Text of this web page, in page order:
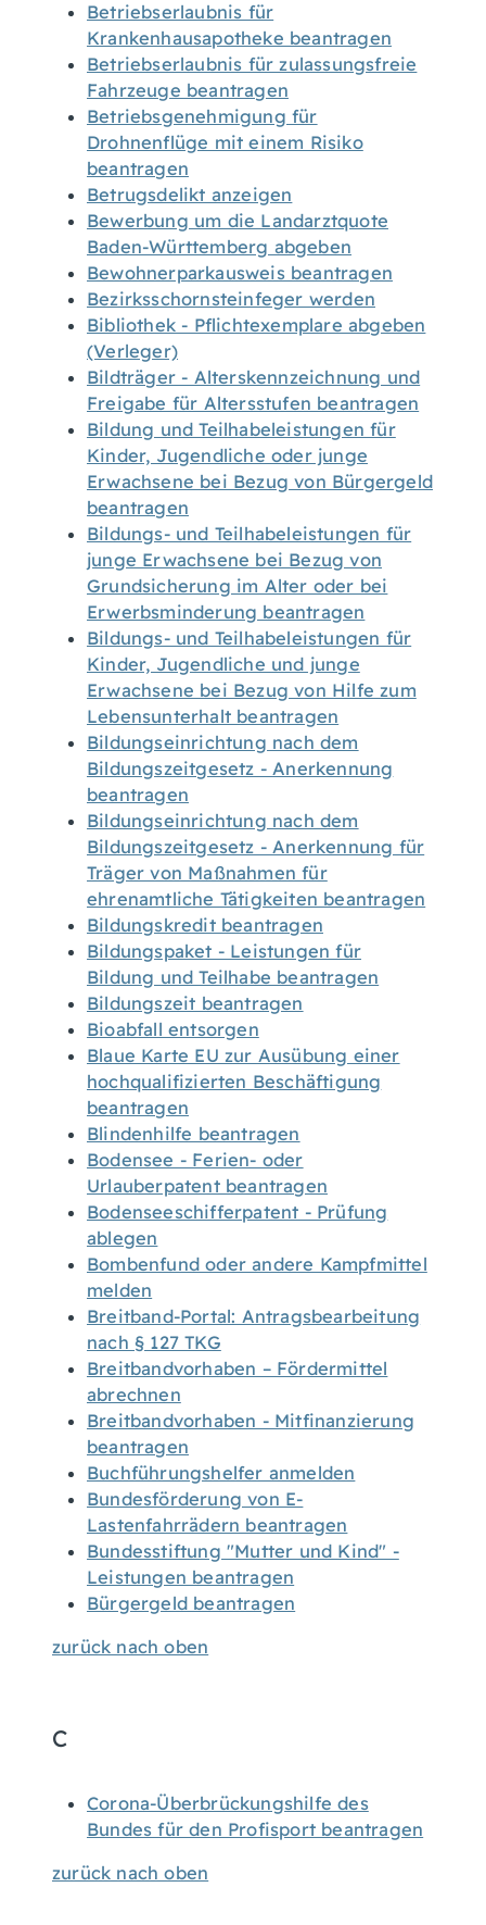
Betriebserlaubnis für
Krankenhausapotheke beantragen
Betriebserlaubnis für zulassungsfreie
Fahrzeuge beantragen
Betriebsgenehmigung für
Drohnenflüge mit einem Risiko
beantragen
Betrugsdelikt anzeigen
Bewerbung um die Landarztquote
Baden-Württemberg abgeben
Bewohnerparkausweis beantragen
Bezirksschornsteinfeger werden
Bibliothek - Pflichtexemplare abgeben
(Verleger)
Bildträger - Alterskennzeichnung und
Freigabe für Altersstufen beantragen
Bildung und Teilhabeleistungen für
Kinder, Jugendliche oder junge
Erwachsene bei Bezug von Bürgergeld
beantragen
Bildungs- und Teilhabeleistungen für
junge Erwachsene bei Bezug von
Grundsicherung im Alter oder bei
Erwerbsminderung beantragen
Bildungs- und Teilhabeleistungen für
Kinder, Jugendliche und junge
Erwachsene bei Bezug von Hilfe zum
Lebensunterhalt beantragen
Bildungseinrichtung nach dem
Bildungszeitgesetz - Anerkennung
beantragen
Bildungseinrichtung nach dem
Bildungszeitgesetz - Anerkennung für
Träger von Maßnahmen für
ehrenamtliche Tätigkeiten beantragen
Bildungskredit beantragen
Bildungspaket - Leistungen für
Bildung und Teilhabe beantragen
Bildungszeit beantragen
Bioabfall entsorgen
Blaue Karte EU zur Ausübung einer
hochqualifizierten Beschäftigung
beantragen
Blindenhilfe beantragen
Bodensee - Ferien- oder
Urlauberpatent beantragen
Bodenseeschifferpatent - Prüfung
ablegen
Bombenfund oder andere Kampfmittel
melden
Breitband-Portal: Antragsbearbeitung
nach § 127 TKG
Breitbandvorhaben – Fördermittel
abrechnen
Breitbandvorhaben - Mitfinanzierung
beantragen
Buchführungshelfer anmelden
Bundesförderung von E-
Lastenfahrrädern beantragen
Bundesstiftung "Mutter und Kind" -
Leistungen beantragen
Bürgergeld beantragen
zurück nach oben
C
Corona-Überbrückungshilfe des
Bundes für den Profisport beantragen
zurück nach oben